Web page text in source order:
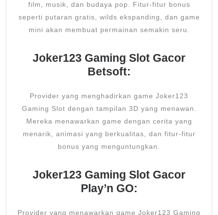
film, musik, dan budaya pop. Fitur-fitur bonus
seperti putaran gratis, wilds ekspanding, dan game
mini akan membuat permainan semakin seru.
Joker123 Gaming Slot Gacor
Betsoft:
Provider yang menghadirkan game Joker123
Gaming Slot dengan tampilan 3D yang menawan.
Mereka menawarkan game dengan cerita yang
menarik, animasi yang berkualitas, dan fitur-fitur
bonus yang menguntungkan.
Joker123 Gaming Slot Gacor
Play’n GO:
Provider yang menawarkan game Joker123 Gaming